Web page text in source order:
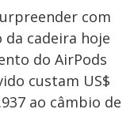
com
da cadeira hoje
do AirPods
custam US$
ao câmbio de